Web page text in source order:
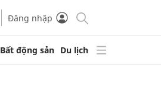
Đăng nhập
Bất động sản Du lịch